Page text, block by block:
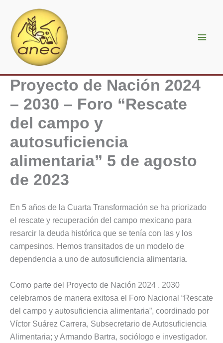
contenido
Proyecto de Nación 2024
– 2030 – Foro “Rescate
del campo y
autosuficiencia
alimentaria” 5 de agosto
de 2023
En 5 años de la Cuarta Transformación se ha priorizado
el rescate y recuperación del campo mexicano para
resarcir la deuda histórica que se tenía con las y los
campesinos. Hemos transitados de un modelo de
dependencia a uno de autosuficiencia alimentaria.
Como parte del Proyecto de Nación 2024 . 2030
celebramos de manera exitosa el Foro Nacional “Rescate
del campo y autosuficiencia alimentaria”, coordinado por
Víctor Suárez Carrera, Subsecretario de Autosuficiencia
Alimentaria; y Armando Bartra, sociólogo e investigador.